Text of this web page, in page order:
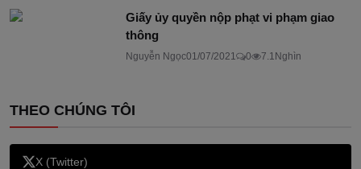
Giấy ủy quyền nộp phạt vi phạm giao
thông
Nguyễn Ngọc01/07/2021 0 7.1Nghìn
THEO CHÚNG TÔI
X (Twitter)